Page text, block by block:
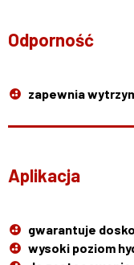
Odporność
zapewnia
Aplikacja
gwarantuje
wysoki poziom